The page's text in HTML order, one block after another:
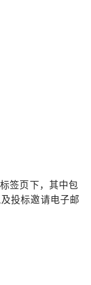
签页下，其中包
投标邀请电子邮